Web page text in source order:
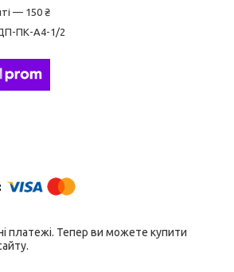
— 150 ₴
ПК-А4-1/2
платежі. Тепер ви можете купити